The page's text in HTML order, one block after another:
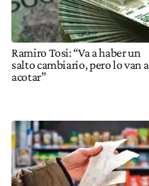
Ramiro Tosi: “Va a haber un
salto cambiario, pero lo van a
acotar”